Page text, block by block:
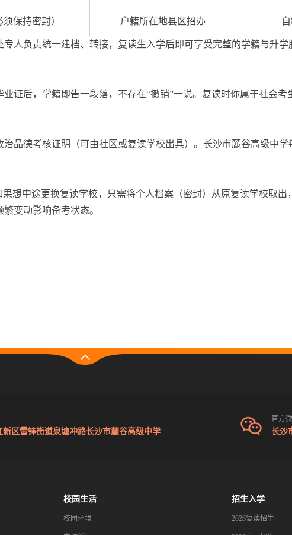
保持密封） 户籍所在地县区招办
人负责统一建档、转接，复读生入学后即可享受完整的学籍与升学
证后，学籍即告一段落，不存在“撤销”一说。复读时你属于社会
品德考核证明（可由社区或复读学校出具）。长沙市麓谷高级中
想中途更换复读学校，只需将个人档案（密封）从原复读学校取
变动影响备考状态。
新区雷锋街道泉塘冲路长沙市麓谷高级中学
官方
长沙
校园生活
校园环境
招生入学
2026复读招生